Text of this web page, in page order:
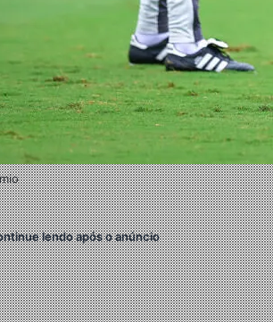
lendo após o anúncio